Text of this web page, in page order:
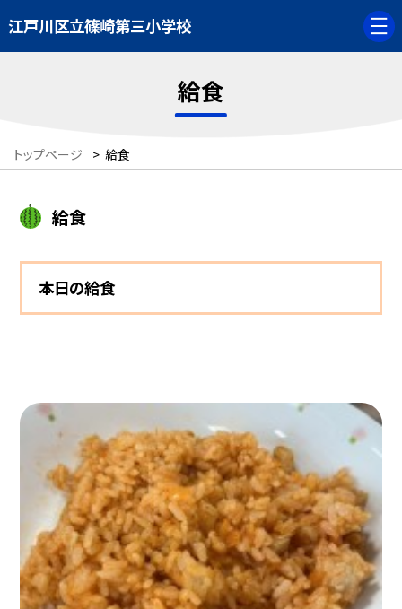
江戸川区立篠崎第三小学校
給食
トップページ > 給食
給食
本日の給食